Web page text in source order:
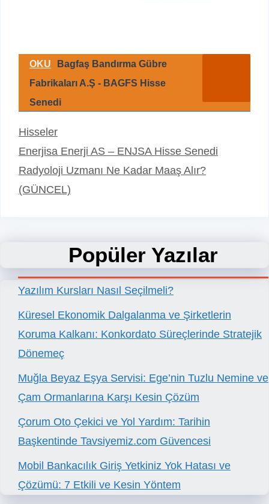
OKU
Bagfaş Bandırma Gübre
Fabrikaları A.Ş - BAGFS Hisse
Senedi
Kategoriler
Hisseler
Enerjisa Enerji AS – ENJSA Hisse Senedi
Radyoloji Uzmanı Ne Kadar Maaş Alır?
(GÜNCEL)
Popüler Yazılar
Yazılım Kursları Nasıl Seçilmeli?
Küresel Ekonomik Dalgalanma ve Şirketlerin
Koruma Kalkanı: Konkordato Süreçlerinde Stratejik
Dönemeç
Muğla Beyaz Eşya Servisi: Ege’nin Tuzlu Nemine ve
Çam Ormanlarına Karşı Kesin Çözüm
Çorum Oto Çekici ve Yol Yardım: Tarihin
Başkentinde Tavsiyemiz.com Güvencesi
Mobil Bankacılık Giriş Yetkiniz Yok Hatası ve
Çözümü: 7 Etkili ve Kesin Yöntem